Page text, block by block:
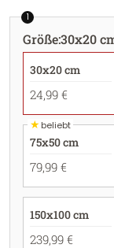
1
Größe:30x20
30x20 cm
24,99 €
★beliebt
75x50 cm
79,99 €
150x100 cm
239,99 €